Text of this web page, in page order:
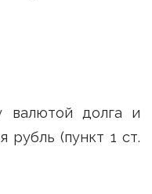
валютой долга и
рубль (пункт 1 ст.